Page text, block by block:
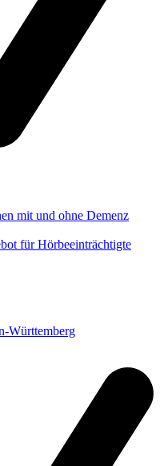
mit und ohne Demenz
für Hörbeeinträchtigte
Württemberg